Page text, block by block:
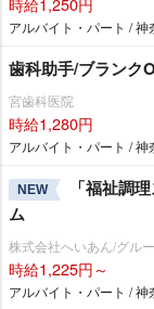
アルバイト・パート / 神
歯科助手/ブランク
宮歯科医院
時給1,280円
アルバイト・パート / 神
NEW
「福祉調
ム
株式会社へいあん/グル
時給1,225円～
アルバイト・パート / 神